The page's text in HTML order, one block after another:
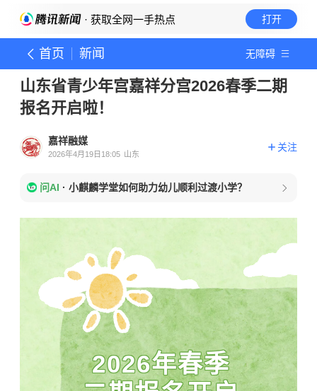
· 获取全网一手热点 打开
首页 新闻 无障碍
山东省青少年宫嘉祥分宫2026春季二期
报名开启啦！
嘉祥融媒
2026年4月19日18:05 山东
关注
问AI · 小麒麟学堂如何助力幼儿顺利过渡小学？
2026年春季